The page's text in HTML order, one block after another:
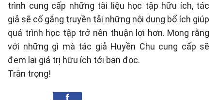
trình cung cấp những tài liệu học tập hữu ích, tác
giả sẽ cố gắng truyền tải những nội dung bổ ích giúp
quá trình học tập trở nên thuận lợi hơn. Mong rằng
với những gì mà tác giả Huyền Chu cung cấp sẽ
đem lại giá trị hữu ích tới bạn đọc.
Trân trọng!